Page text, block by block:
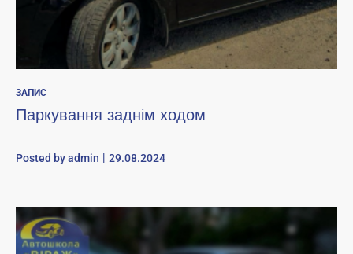
ЗАПИС
Паркування заднім ходом
Posted byadmin 29.08.2024